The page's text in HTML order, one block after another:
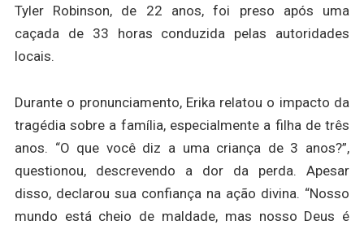
Tyler Robinson, de 22 anos, foi preso após uma
caçada de 33 horas conduzida pelas autoridades
locais.
Durante o pronunciamento, Erika relatou o impacto da
tragédia sobre a família, especialmente a filha de três
anos. “O que você diz a uma criança de 3 anos?”,
questionou, descrevendo a dor da perda. Apesar
disso, declarou sua confiança na ação divina. “Nosso
mundo está cheio de maldade, mas nosso Deus é